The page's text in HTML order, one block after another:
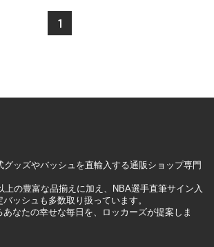
1
グッズやバッシュを直輸入する通販ショップ専門
上の豊富な品揃えに加え、NBA選手直筆サイン入
ッシュも多数取り扱っています。
なたの幸せな毎日を、ロッカーズが提案しま